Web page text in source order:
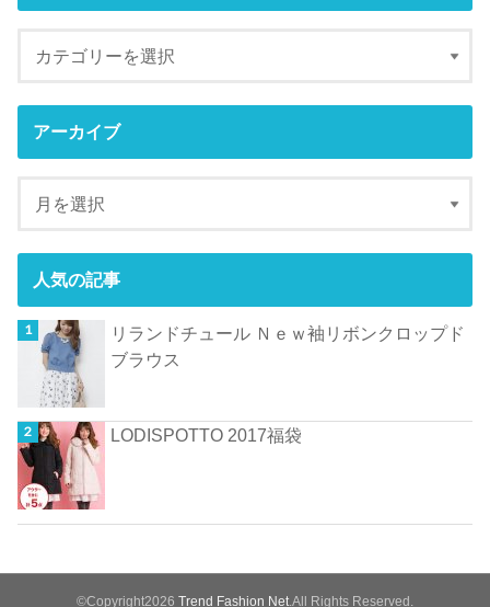
アーカイブ
人気の記事
リランドチュール Ｎｅｗ袖リボンクロップド
ブラウス
LODISPOTTO 2017福袋
©Copyright2026 Trend Fashion Net.All Rights Reserved.